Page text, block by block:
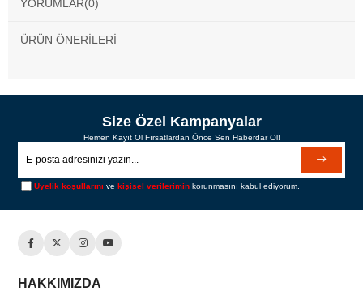
YORUMLAR(0)
ÜRÜN ÖNERILERI
Size Özel Kampanyalar
Hemen Kayıt Ol Fırsatlardan Önce Sen Haberdar Ol!
Üyelik koşullarını vekişisel verilerimin korunmasını kabul ediyorum.
HAKKIMIZDA